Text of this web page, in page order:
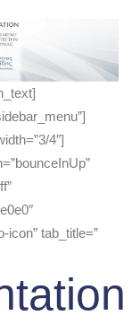
4″]
icon” tab_title=”